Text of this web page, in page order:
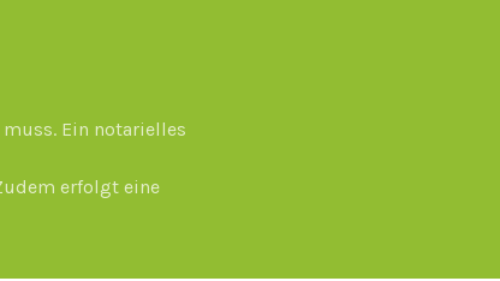
Ein notarielles
erfolgt eine